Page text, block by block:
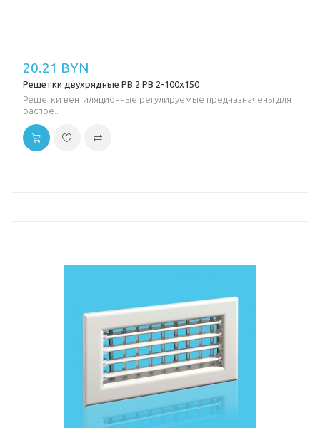
20.21 BYN
Решетки двухрядные РВ 2 РВ 2-100х150
Решетки вентиляционные регулируемые предназначены для
распре..